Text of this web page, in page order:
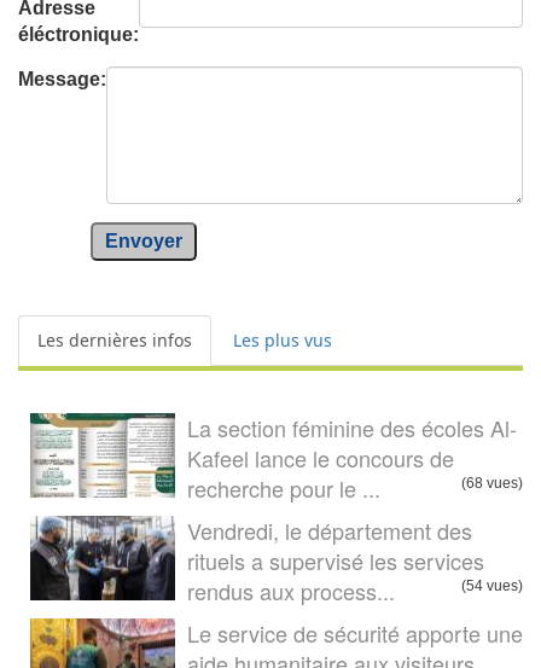
Adresse
éléctronique:
Message:
Envoyer
Les dernières infos Les plus vus
La section féminine des écoles Al-
Kafeel lance le concours de
recherche pour le ...
(68 vues)
Vendredi, le département des
rituels a supervisé les services
rendus aux process...
(54 vues)
Le service de sécurité apporte une